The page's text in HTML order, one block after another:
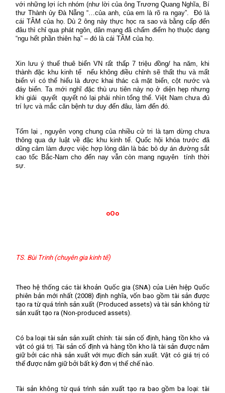
với những lợi ích nhóm (như lời của ông Trương Quang Nghĩa, Bí
thư Thành ủy Đà Nẵng “…của anh, của em là rõ ra ngay”. Đó là
cái TÂM của họ. Dù 2 ông này thực học ra sao và bằng cấp đến
đâu thì chỉ qua phát ngôn, dân mạng đã chấm điểm họ thuộc dạng
“ngu hết phần thiên hạ” – đó là cái TẦM của họ.
Xin lưu ý thuế thuê biển VN rất thấp 7 triệu đồng/ ha năm, khi
thành đặc khu kinh tế nếu không điều chỉnh sẽ thất thu và mất
biển vì có thể hiểu là được khai thác cả mặt biển, cột nước và
đáy biển. Ta mới nghĩ đặc thù ưu tiên này nọ ở diện hẹp nhưng
khi giải quyết quyết nó lại phải nhìn tổng thể. Việt Nam chưa đủ
trí lực và mắc căn bệnh tư duy đến đâu, làm đến đó.
Tốm lại , nguyên vọng chung của nhiều cử tri là tạm dừng chưa
thông qua dự luật về đặc khu kinh tế. Quốc hội khóa trước đã
dũng cảm làm được việc hợp lòng dân là bác bỏ dự án đường sắt
cao tốc Bắc-Nam cho đến nay vẫn còn mang nguyên tính thời
sự.
oOo
TS. Bùi Trinh (chuyên gia kinh tế)
Theo hệ thống các tài khoản Quốc gia (SNA) của Liên hiệp Quốc
phiên bản mới nhất (2008) định nghĩa, vốn bao gồm tài sản được
tạo ra từ quá trình sản xuất (Produced assets) và tài sản không từ
sản xuất tạo ra (Non-produced assets).
Có ba loại tài sản sản xuất chính: tài sản cố định, hàng tồn kho và
vật có giá trị. Tài sản cố định và hàng tồn kho là tài sản được nắm
giữ bởi các nhà sản xuất với mục đích sản xuất. Vật có giá trị có
thể được nắm giữ bởi bất kỳ đơn vị thể chế nào.
Tài sản không từ quá trình sản xuất tạo ra bao gồm ba loại: tài